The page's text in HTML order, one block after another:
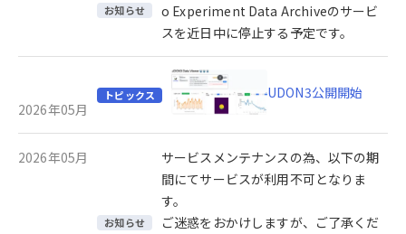
お知らせ
o Experiment Data Archiveのサービ
スを近日中に停止する予定です。
2026年05月
トピックス UDON3公開開始
2026年05月
お知らせ
サービスメンテナンスの為、以下の期
間にてサービスが利用不可となりま
す。
ご迷惑をおかけしますが、ご了承くだ